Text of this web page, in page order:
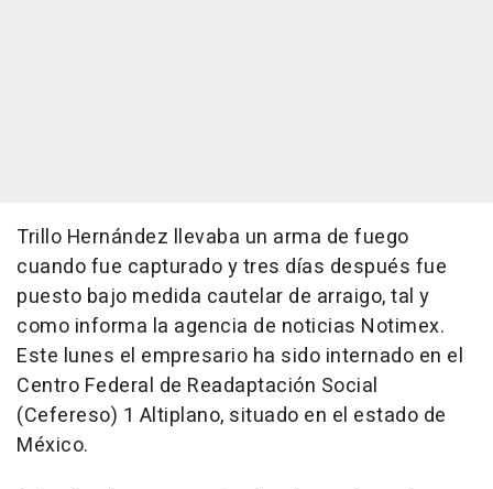
Trillo Hernández llevaba un arma de fuego
cuando fue capturado y tres días después fue
puesto bajo medida cautelar de arraigo, tal y
como informa la agencia de noticias Notimex.
Este lunes el empresario ha sido internado en el
Centro Federal de Readaptación Social
(Cefereso) 1 Altiplano, situado en el estado de
México.